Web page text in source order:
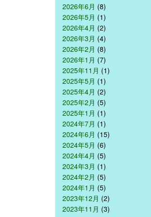
2026年6月 (8)
2026年5月 (1)
2026年4月 (2)
2026年3月 (4)
2026年2月 (8)
2026年1月 (7)
2025年11月 (1)
2025年5月 (1)
2025年4月 (2)
2025年2月 (5)
2025年1月 (1)
2024年7月 (1)
2024年6月 (15)
2024年5月 (6)
2024年4月 (5)
2024年3月 (1)
2024年2月 (5)
2024年1月 (5)
2023年12月 (2)
2023年11月 (3)